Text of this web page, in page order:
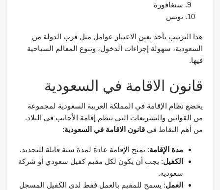
سنغافورة
تونس
هذا الترتيب يأخذ بعين الاعتبار عوامل مثل قرب الدولة من
السعودية، سهولة إجراءات الدخول، وتنوع المعالم السياحية
فيها.
قانون الاقامة في السعودية
يخضع نظام الإقامة في المملكة العربية السعودية لمجموعة
من القوانين والتشريعات التي تنظم إقامة الأجانب في البلاد.
من أهم النقاط في قانون الاقامة في السعودية:
مدة الإقامة: تمنح الإقامة عادة لمدة سنة قابلة للتجديد.
الكفيل: يجب أن يكون لكل مقيم كفيل سعودي أو شركة
سعودية.
العمل: يسمح للمقيم بالعمل فقط لدى الكفيل المسجل